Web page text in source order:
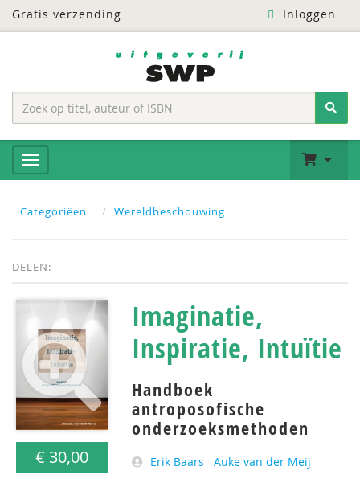
Gratis verzending Inloggen
Categoriëen Wereldbeschouwing
DELEN:
€ 30,00
Imaginatie,
Inspiratie, Intuïtie
Handboek
antroposofische
onderzoeksmethoden
Erik Baars Auke van der Meij